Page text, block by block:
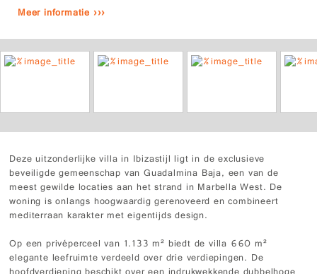
Meer informatie ›››
Deze uitzonderlijke villa in Ibizastijl ligt in de exclusieve
beveiligde gemeenschap van Guadalmina Baja, een van de
meest gewilde locaties aan het strand in Marbella West. De
woning is onlangs hoogwaardig gerenoveerd en combineert
mediterraan karakter met eigentijds design.
Op een privéperceel van 1.133 m² biedt de villa 660 m²
elegante leefruimte verdeeld over drie verdiepingen. De